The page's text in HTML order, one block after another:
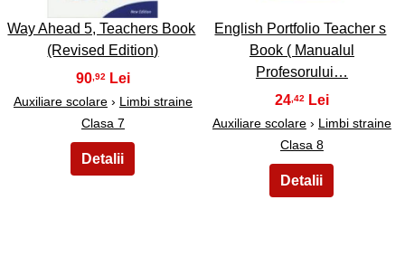
Way Ahead 5, Teachers Book
(Revised Edition)
90,92
Auxiliare scolare› Limbi straine
Clasa 7
English Portfolio Teacher s
Book ( Manualul
Profesorului…
24 ,42
Auxiliare scolare› Limbi straine
Clasa 8